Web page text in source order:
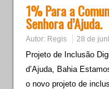
1% Para a
Senhora d’Ajuda.
Autor: Regis 28 de
Projeto de Inclusão
d’Ajuda, Bahia
o novo projeto de